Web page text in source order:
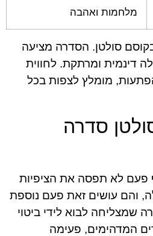
מלחמות ואהבה
סולטן. הסדרה מציעה
דינמית ומרתקת. לחווית
מומלץ לצפות בכל
סדרה
פעם לא תפסה את הציפיות
והם עושים זאת פעם נוספת
שמצליחה לבוא לידי ביטוי
המדהימים, פעימה